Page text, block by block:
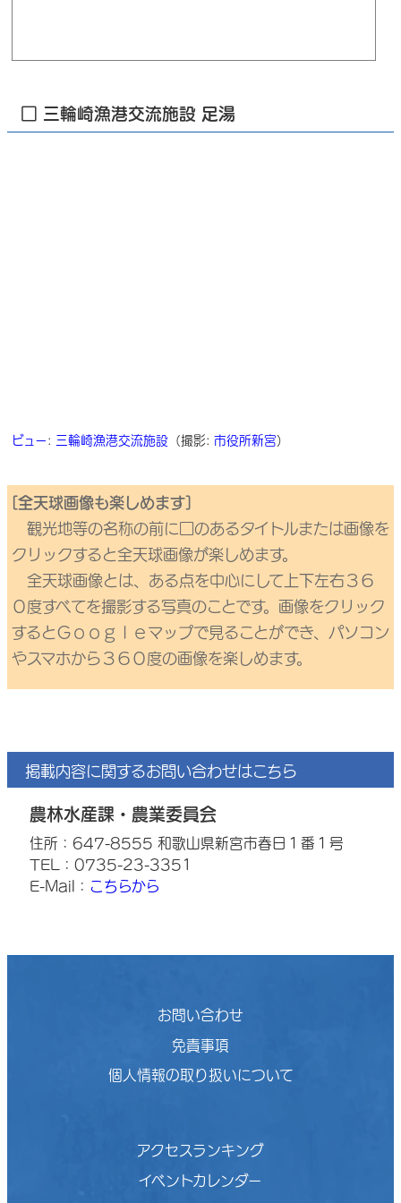
□ 三輪崎漁港交流施設 足湯
ビュー : 三輪崎漁港交流施設 （撮影: 市役所新宮）
[全天球画像も楽しめます]
観光地等の名称の前に□のあるタイトルまたは画像を
クリックすると全天球画像が楽しめます。
全天球画像とは、ある点を中心にして上下左右３６
０度すべてを撮影する写真のことです。画像をクリック
するとＧｏｏｇｌｅマップで見ることができ、パソコン
やスマホから３６０度の画像を楽しめます。
掲載内容に関するお問い合わせはこちら
農林水産課・農業委員会
住所：647-8555 和歌山県新宮市春日１番１号
TEL：0735-23-3351
E-Mail： こちらから
お問い合わせ
免責事項
個人情報の取り扱いについて
アクセスランキング
イベントカレンダー